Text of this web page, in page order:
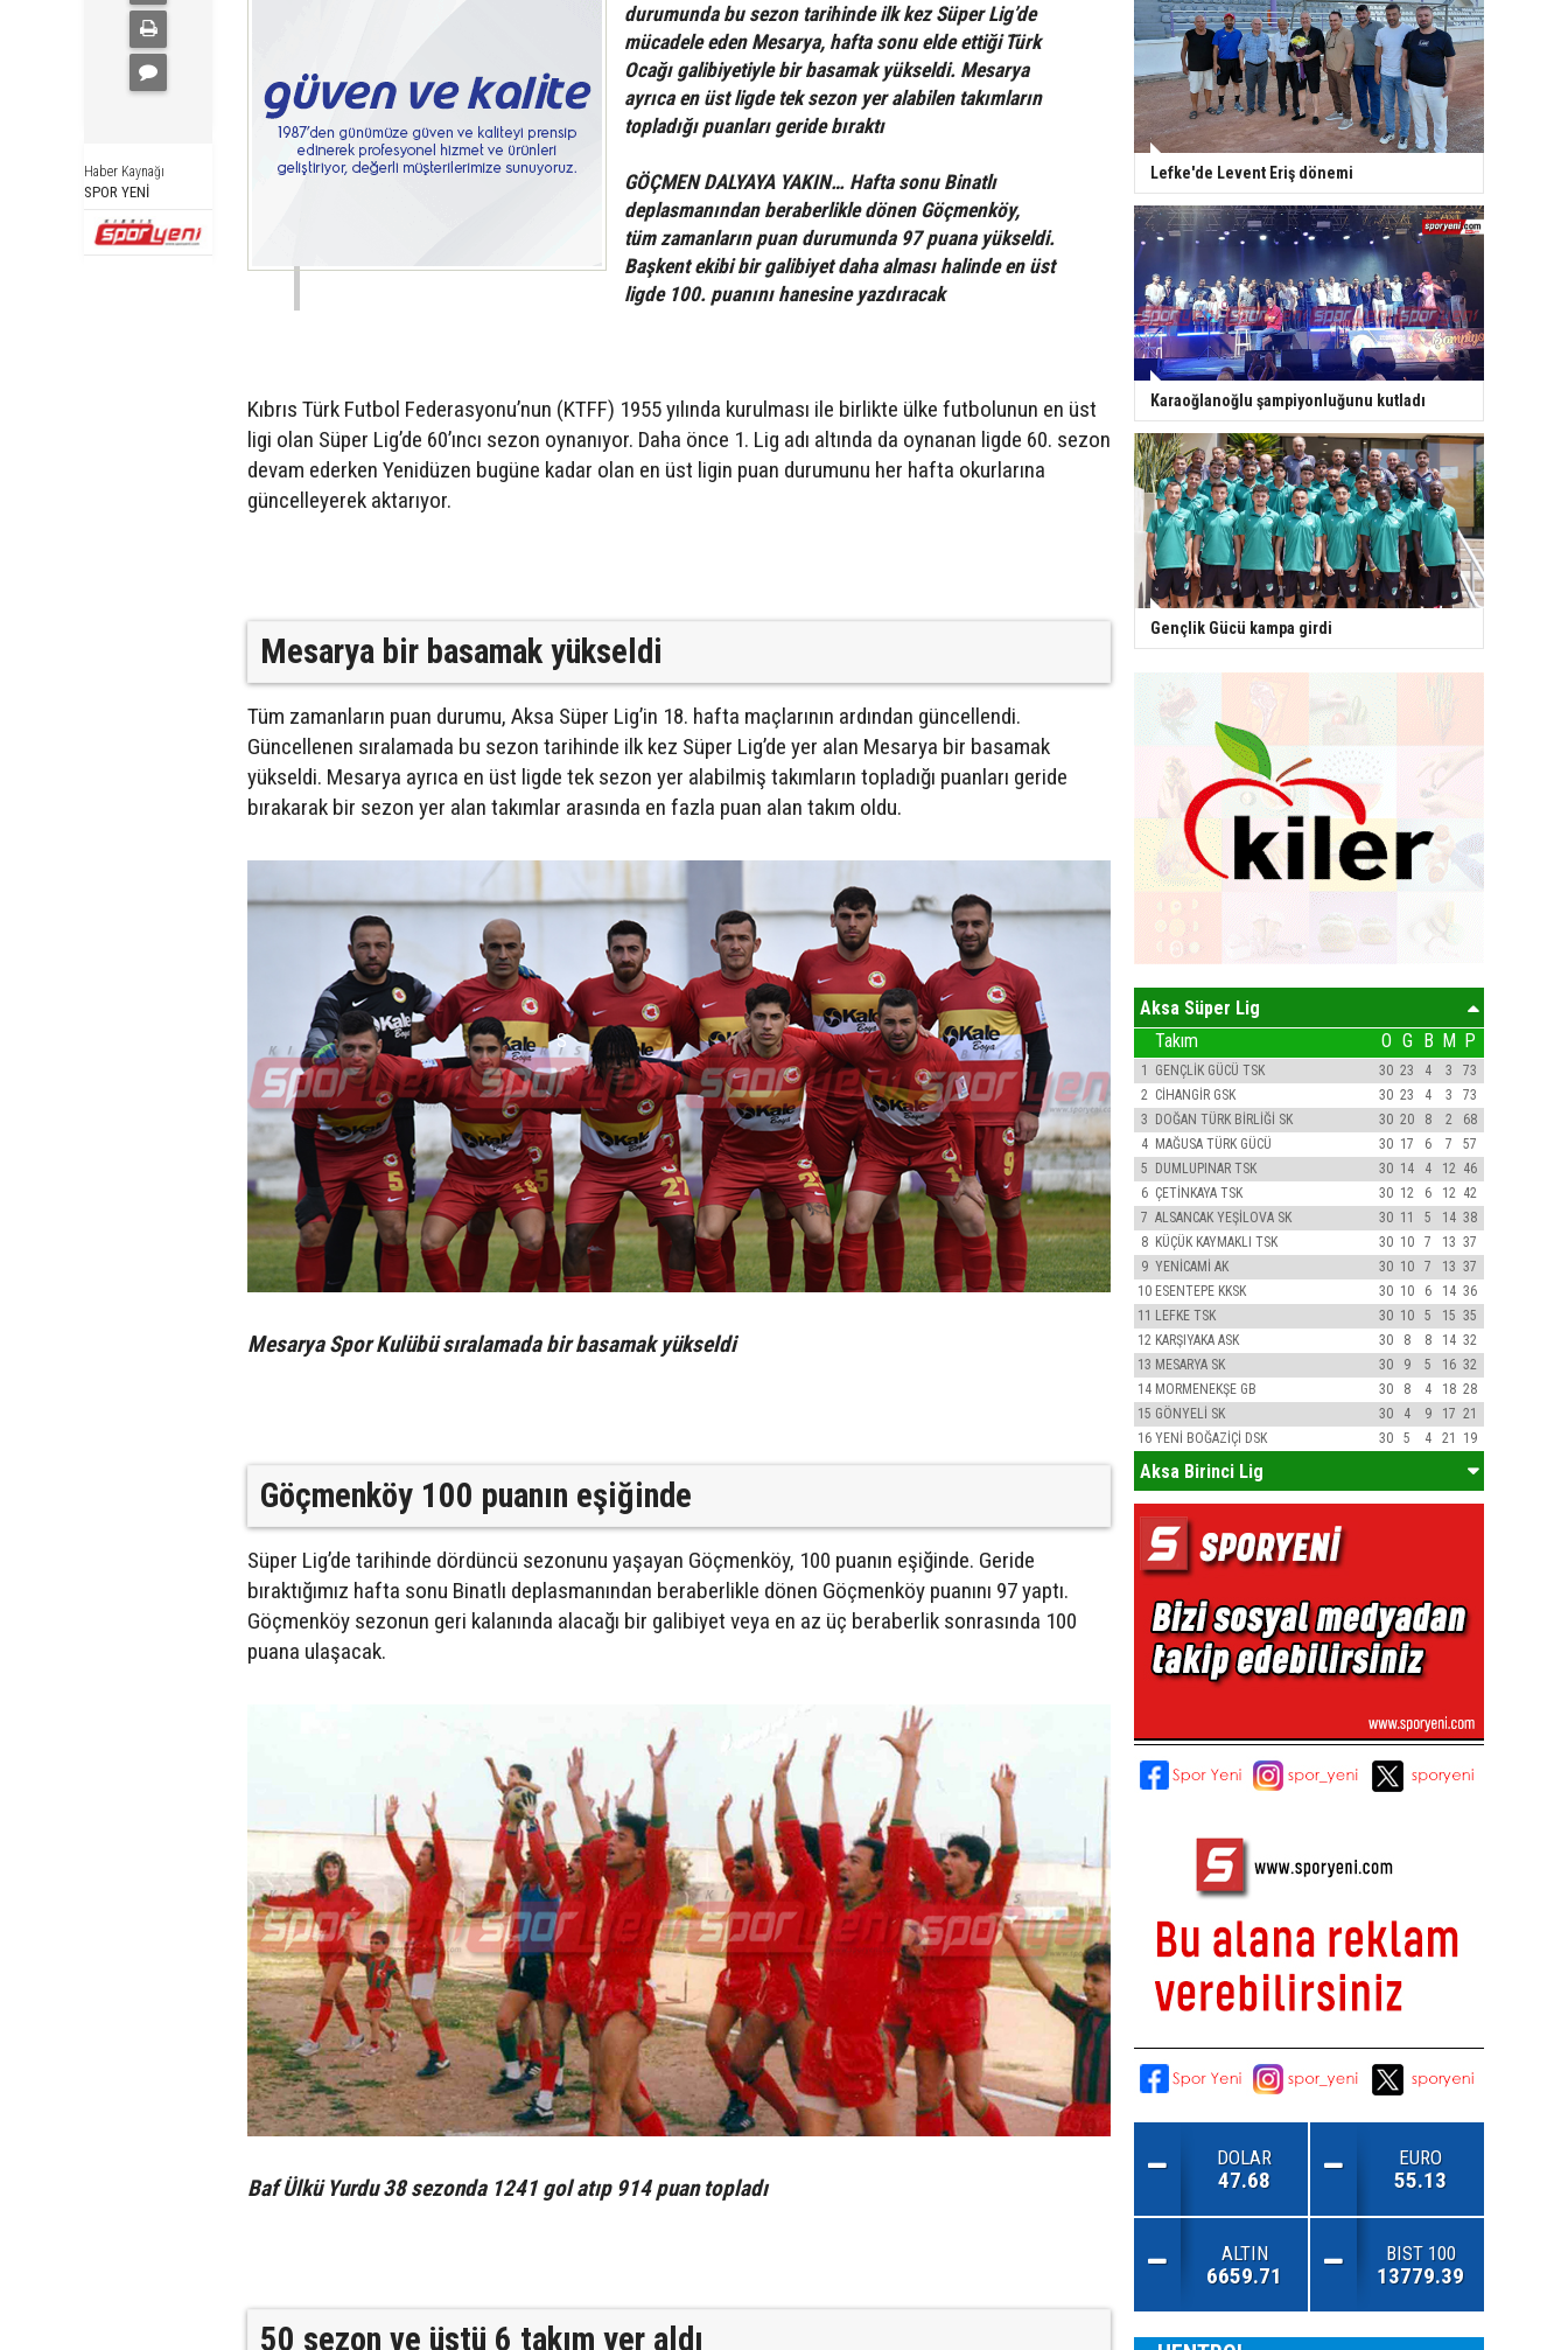
Haber Kaynağı
SPOR YENİ
durumunda bu sezon tarihinde ilk kez Süper Lig’de
mücadele eden Mesarya, hafta sonu elde ettiği Türk
Ocağı galibiyetiyle bir basamak yükseldi. Mesarya
ayrıca en üst ligde tek sezon yer alabilen takımların
topladığı puanları geride bıraktı
GÖÇMEN DALYAYA YAKIN… Hafta sonu Binatlı
deplasmanından beraberlikle dönen Göçmenköy,
tüm zamanların puan durumunda 97 puana yükseldi.
Başkent ekibi bir galibiyet daha alması halinde en üst
ligde 100. puanını hanesine yazdıracak
Kıbrıs Türk Futbol Federasyonu’nun (KTFF) 1955 yılında kurulması ile birlikte ülke futbolunun en üst
ligi olan Süper Lig’de 60’ıncı sezon oynanıyor. Daha önce 1. Lig adı altında da oynanan ligde 60. sezon
devam ederken Yenidüzen bugüne kadar olan en üst ligin puan durumunu her hafta okurlarına
güncelleyerek aktarıyor.
Mesarya bir basamak yükseldi
Tüm zamanların puan durumu, Aksa Süper Lig’in 18. hafta maçlarının ardından güncellendi.
Güncellenen sıralamada bu sezon tarihinde ilk kez Süper Lig’de yer alan Mesarya bir basamak
yükseldi. Mesarya ayrıca en üst ligde tek sezon yer alabilmiş takımların topladığı puanları geride
bırakarak bir sezon yer alan takımlar arasında en fazla puan alan takım oldu.
Mesarya Spor Kulübü sıralamada bir basamak yükseldi
Göçmenköy 100 puanın eşiğinde
Süper Lig’de tarihinde dördüncü sezonunu yaşayan Göçmenköy, 100 puanın eşiğinde. Geride
bıraktığımız hafta sonu Binatlı deplasmanından beraberlikle dönen Göçmenköy puanını 97 yaptı.
Göçmenköy sezonun geri kalanında alacağı bir galibiyet veya en az üç beraberlik sonrasında 100
puana ulaşacak.
Baf Ülkü Yurdu 38 sezonda 1241 gol atıp 914 puan topladı
50 sezon ve üstü 6 takım yer aldı
Lefke'de Levent Eriş dönemi
Karaoğlanoğlu şampiyonluğunu kutladı
Gençlik Gücü kampa girdi
Aksa Süper Lig
S
Takım O G B M P
1 GENÇLİK GÜCÜ TSK 30 23 4 3
73
2 CİHANGİR GSK 30 23 4 3
73
3 DOĞAN TÜRK BİRLİĞİ SK 30 20 8 2
68
4 MAĞUSA TÜRK GÜCÜ 30 17 6 7
57
5 DUMLUPINAR TSK 30 14 4 12 46
6 ÇETİNKAYA TSK 30 12 6 12 42
7 ALSANCAK YEŞİLOVA SK 30 11 5 14 38
8 KÜÇÜK KAYMAKLI TSK 30 10 7 13 37
9 YENİCAMİ AK 30 10 7 13 37
10 ESENTEPE KKSK 30 10 6 14 36
11 LEFKE TSK 30 10 5 15 35
12 KARŞIYAKA ASK 30 8 8 14 32
13 MESARYA SK 30 9 5 16 32
14 MORMENEKŞE GB 30 8 4 18 28
15 GÖNYELİ SK 30 4 9 17 21
16 YENİ BOĞAZİÇİ DSK 30 5 4 21 19
Aksa Birinci Lig
DOLAR
47.68
EURO
55.13
ALTIN
6659.71
BIST 100
13779.39